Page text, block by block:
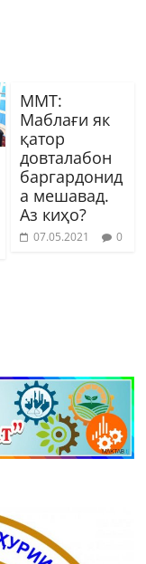
ММТ:
Маблағи як
қатор
довталабон
баргардонид
а мешавад.
Аз киҳо?
07.05.2021 0